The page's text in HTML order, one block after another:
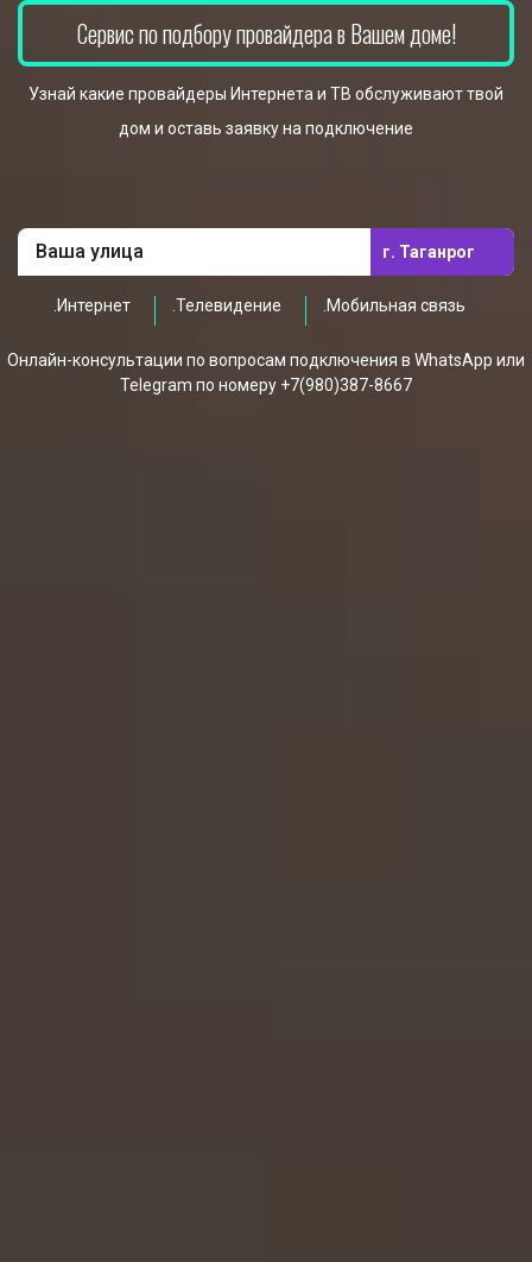
Сервис по подбору провайдера в Вашем доме!
Узнай какие провайдеры Интернета и ТВ обслуживают твой
дом и оставь заявку на подключение
г. Таганрог
.Интернет .Телевидение .Мобильная связь
Онлайн-консультации по вопросам подключения в WhatsApp или
Telegram по номеру +7(980)387-8667